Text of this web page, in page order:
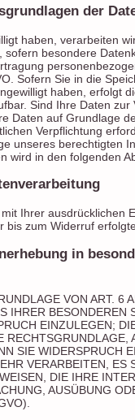
der
haben, verarbeiten
sofern besondere
Sofern Sie in die
haben, erfolgt
Sind Ihre Daten
Daten auf Grundlage
Verpflichtung
unseres berechtigten
wird in den folgenden
Ihrer ausdrücklichen
zum Widerruf
in
VON ART.
IHRER
EINZULEGEN;
SIE WIDERSPRUCH
VERARBEITEN,
DIE IHRE
AUSÜBUNG